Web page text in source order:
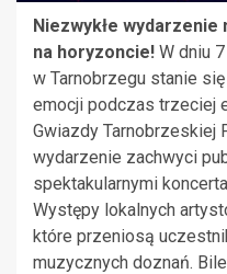
Niezwykłe
na horyzoncie! W dniu
w Tarnobrzegu stanie
emocji podczas trzeciej
Gwiazdy Tarnobrzeskiej
wydarzenie zachwyci
spektakularnymi
Występy lokalnych
które przeniosą
muzycznych doznań.